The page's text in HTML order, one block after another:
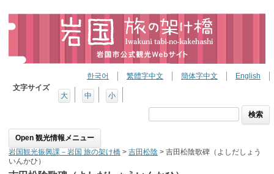
English
簡体字中文
繁體字中文
한국어
文字サイズ
小
中
大
検
Skip to content
岩国観光振興課－岩国 旅の架け橋 > 吉田松陰 > 吉田松陰歌碑（よしだしょう
いんかひ）